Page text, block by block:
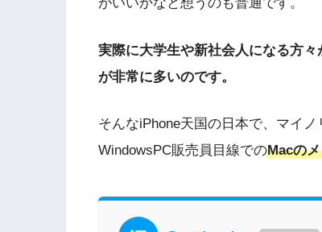
実際に大学生や新社会人になる方
が非常に多いのです。
そんなiPhone天国の日本で、マイ
WindowsPC販売員目線でのMacの